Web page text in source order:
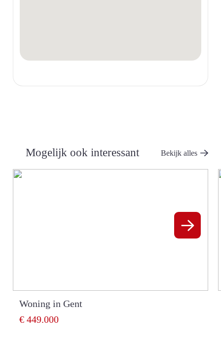
Mogelijk ook interessant Bekijk alles
Woning in Gent
€ 449.000